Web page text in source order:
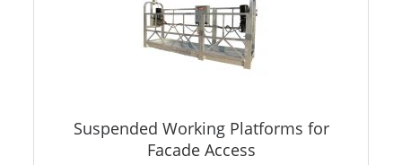
Suspended Working Platforms for
Facade Access